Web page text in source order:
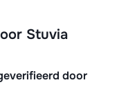
Stuvia
door